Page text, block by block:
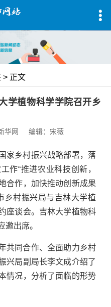
> 正文
学植物科学学院召开乡
华网 编辑：宋薇
家乡村振兴战略部署，落
作“推进农业科技创新，
合作，加快推动创新成果
乡村振兴局与吉林大学植
座谈会。吉林大学植物科
邀出席。
共同合作、全面助力乡村
兴局副局长李文成介绍了
情况，分析了面临的形势